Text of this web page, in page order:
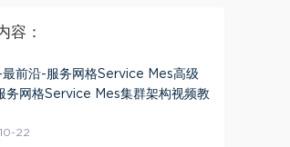
容：
最前沿-服务网格Service Mes高级
务网格Service Mes集群架构视频教
22